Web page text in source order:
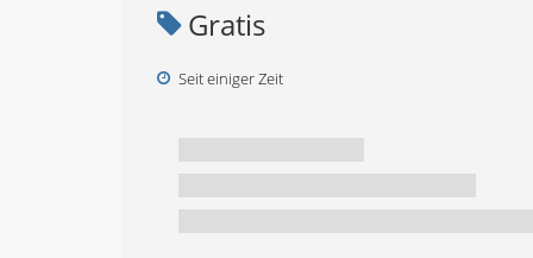
Gratis
Seit einiger Zeit